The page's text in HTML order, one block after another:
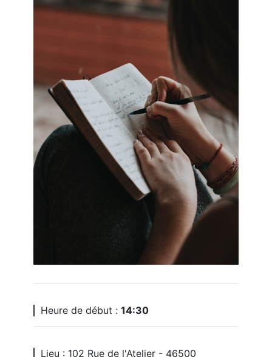
Heure de début : 14:30
Lieu : 102 Rue de l'Atelier - 46500